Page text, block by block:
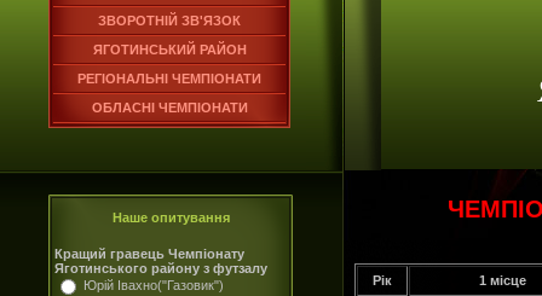
ЗВОРОТНІЙ ЗВ'ЯЗОК
ЯГОТИНСЬКИЙ РАЙОН
РЕГІОНАЛЬНІ ЧЕМПІОНАТИ
ОБЛАСНІ ЧЕМПІОНАТИ
Наше опитування
Кращий гравець Чемпіонату
Яготинського району з футзалу
Юрій Івахно("Газовик")
Рік 1 місце